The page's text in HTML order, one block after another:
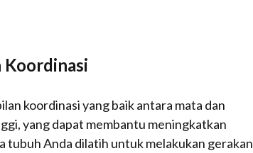
Koordinasi
koordinasi yang baik antara mata dan
yang dapat membantu meningkatkan
tubuh Anda dilatih untuk melakukan gerakan